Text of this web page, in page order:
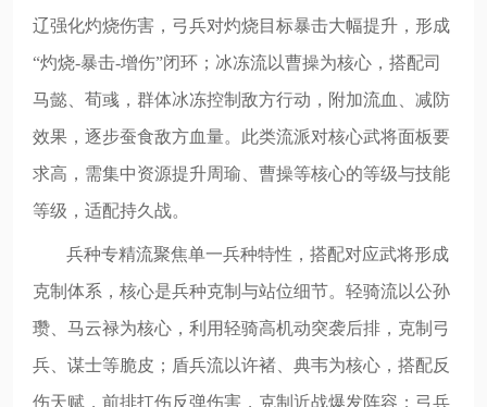
辽强化灼烧伤害，弓兵对灼烧目标暴击大幅提升，形成
“灼烧-暴击-增伤”闭环；冰冻流以曹操为核心，搭配司
马懿、荀彧，群体冰冻控制敌方行动，附加流血、减防
效果，逐步蚕食敌方血量。此类流派对核心武将面板要
求高，需集中资源提升周瑜、曹操等核心的等级与技能
等级，适配持久战。
兵种专精流聚焦单一兵种特性，搭配对应武将形成
克制体系，核心是兵种克制与站位细节。轻骑流以公孙
瓒、马云禄为核心，利用轻骑高机动突袭后排，克制弓
兵、谋士等脆皮；盾兵流以许褚、典韦为核心，搭配反
伤天赋，前排扛伤反弹伤害，克制近战爆发阵容；弓兵